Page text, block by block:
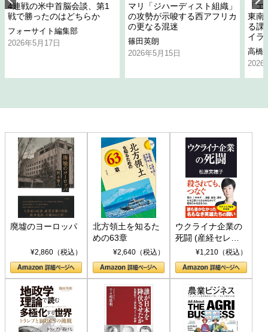
4連戦の米中首脳会談、第1
戦で勝ったのはどちらか
フォーサイト編集部
2026年5月17日
マリ「ジハーディスト組織」
の攻勢が示唆する西アフリカ
の更なる混迷
篠田英朗
2026年5月15日
「
東南
る課
イラ
高橋
2026
廃墟のヨーロッパ
¥2,860（税込）
北方領土を知るた
めの63章
¥2,640（税込）
ウクライナ企業の
死闘 (産経セレク
ト S 039)¥1,210（税込）